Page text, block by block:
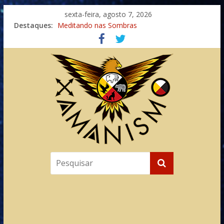
sexta-feira, agosto 7, 2026
Destaques: Meditando nas Sombras
Autosuficiência: A Jornada do Espírito Ancestral
Xamanismo Universal
Totens – Caminho Espiritual – Crescimento
Imaginação na Cura